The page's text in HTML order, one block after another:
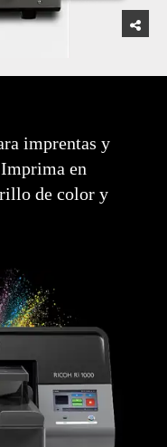
imprentas y
en
de color y